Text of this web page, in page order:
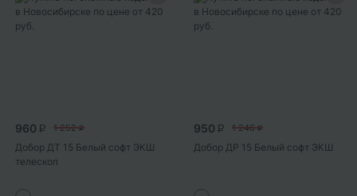
960 P 1 252 P
Добор ДТ 15 Белый софт ЭКШ
телескоп
950 P 1 246 P
Добор ДР 15 Белый софт ЭКШ